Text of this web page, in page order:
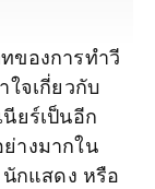
ของการทำวี
ใจเกี่ยวกับ
ยร์เป็นอีก
างมากใน
กแสดง หรือ